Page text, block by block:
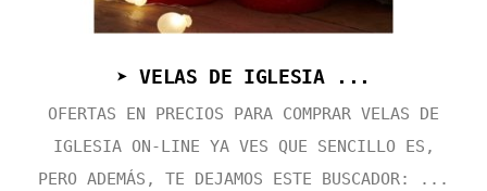
➤ VELAS DE IGLESIA ...
OFERTAS EN PRECIOS PARA COMPRAR VELAS DE
IGLESIA ON-LINE YA VES QUE SENCILLO ES,
PERO ADEMÁS, TE DEJAMOS ESTE BUSCADOR: ...